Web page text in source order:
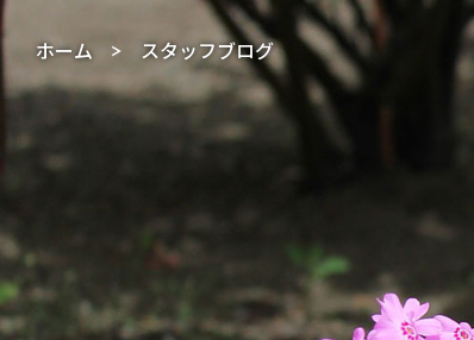
ホーム スタッフブログ